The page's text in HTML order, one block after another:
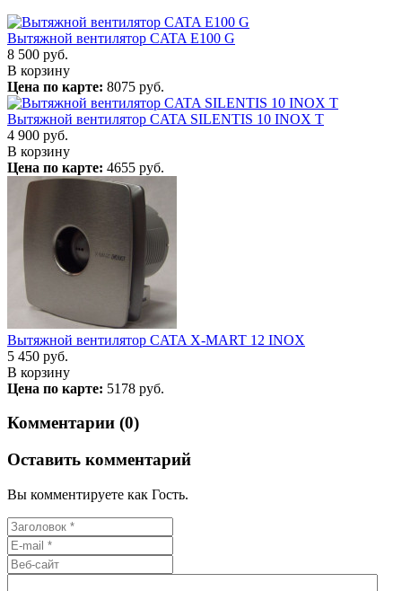
Вытяжной вентилятор CATA E100 G
8 500 руб.
В корзину
Цена по карте: 8075 руб.
Вытяжной вентилятор CATA SILENTIS 10 INOX T
4 900 руб.
В корзину
Цена по карте: 4655 руб.
Вытяжной вентилятор CATA X-MART 12 INOX
5 450 руб.
В корзину
Цена по карте: 5178 руб.
Комментарии (0)
Оставить комментарий
Вы комментируете как Гость.